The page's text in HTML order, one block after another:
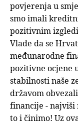
povjerenja u
smo imali
pozitivnim
Vlade da se
međunarodne
pozitivne ocjene
stabilnosti naše
državom
financije -
to i činimo! Uz